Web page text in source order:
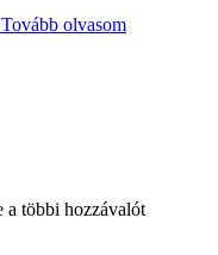
Tovább olvasom
a többi hozzávalót